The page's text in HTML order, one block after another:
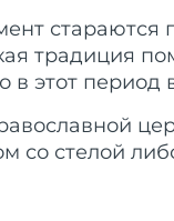
традиция
в этот
со стелой